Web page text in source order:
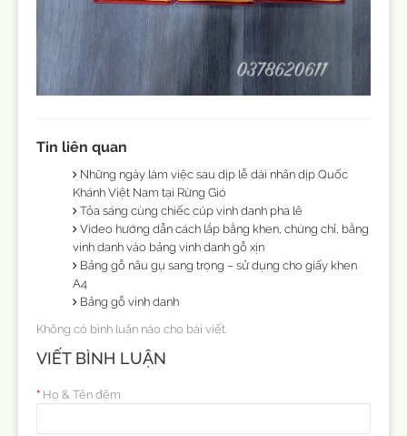
Tin liên quan
Những ngày làm việc sau dịp lễ dài nhân dịp Quốc
Khánh Việt Nam tại Rừng Gió
Tỏa sáng cùng chiếc cúp vinh danh pha lê
Video hướng dẫn cách lắp bằng khen, chứng chỉ, bằng
vinh danh vào bảng vinh danh gỗ xịn
Bảng gỗ nâu gụ sang trọng – sử dụng cho giấy khen
A4
Bảng gỗ vinh danh
Không có bình luận nào cho bài viết.
VIẾT BÌNH LUẬN
Họ & Tên đệm